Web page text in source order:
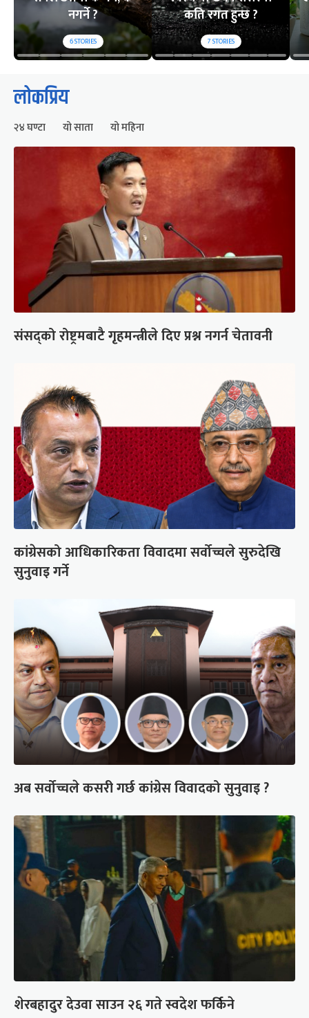
नगर्ने ?
6STORIES
कति रगत हुन्छ ?
7STORIES
लोकप्रिय
२४ घण्टा यो साता यो महिना
संसद्को रोष्ट्रमबाटै गृहमन्त्रीले दिए प्रश्न नगर्न चेतावनी
कांग्रेसको आधिकारिकता विवादमा सर्वोच्चले सुरुदेखि
सुनुवाइ गर्ने
अब सर्वोच्चले कसरी गर्छ कांग्रेस विवादको सुनुवाइ ?
शेरबहादुर देउवा साउन २६ गते स्वदेश फर्किने